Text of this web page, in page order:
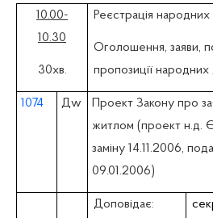
10.00-
10.30
30хв.
Реєстрація народних
Оголошення, заяви,
пропозиції народних
1074 Дw
Проект Закону про
житлом (проект н.д.
заміну 14.11.2006,
09.01.2006)
Доповідає: